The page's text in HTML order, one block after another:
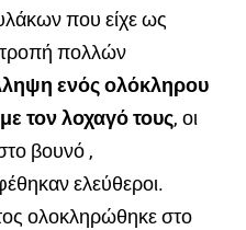
που είχε ως
πολλών
ενός ολόκληρου
τον λοχαγό τους, οι
βουνό ,
ελεύθεροι.
ολοκληρώθηκε στο